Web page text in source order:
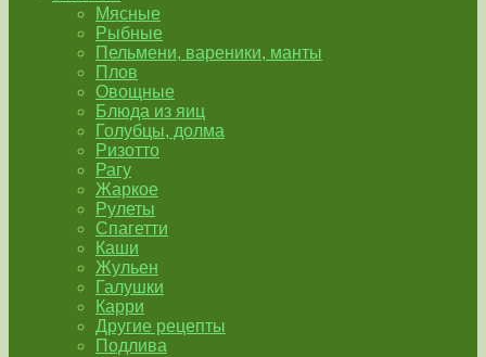
Мясные
Рыбные
Пельмени, вареники, манты
Плов
Овощные
Блюда из яиц
Голубцы, долма
Ризотто
Рагу
Жаркое
Рулеты
Спагетти
Каши
Жульен
Галушки
Карри
Другие рецепты
Подлива